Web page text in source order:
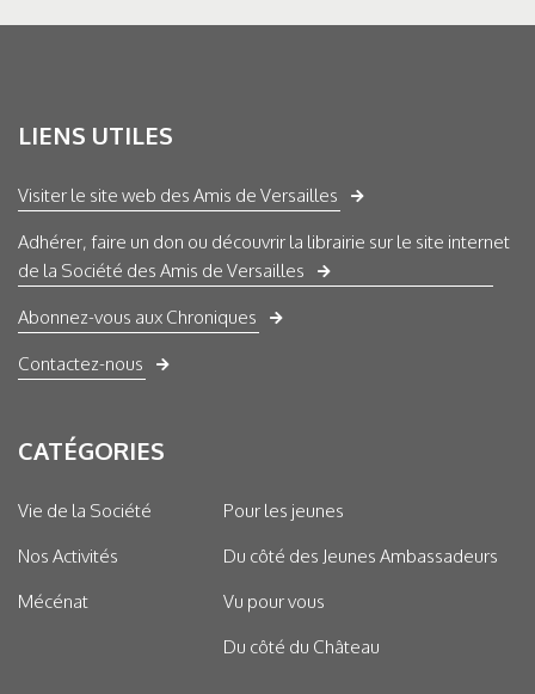
LIENS UTILES
Visiter le site web des Amis de Versailles
Adhérer, faire un don ou découvrir la librairie sur le site internet
de la Société des Amis de Versailles
Abonnez-vous aux Chroniques
Contactez-nous
CATÉGORIES
Vie de la Société
Nos Activités
Mécénat
Pour les jeunes
Du côté des Jeunes Ambassadeurs
Vu pour vous
Du côté du Château